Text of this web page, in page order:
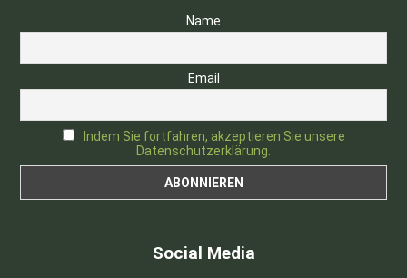
Name
Email
Indem Sie fortfahren, akzeptieren Sie unsere
Datenschutzerklärung.
Social Media